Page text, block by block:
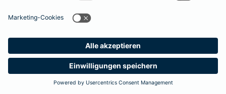
Suche Produkte
Barmenia
365 Tage / 24 Stunden